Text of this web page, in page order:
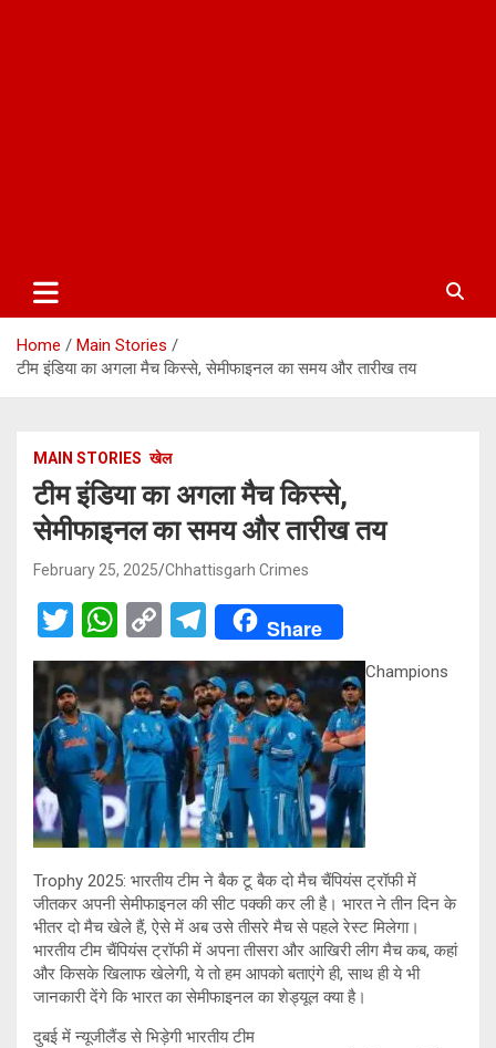
Home
Main Stories
टीम इंडिया का अगला मैच किस्से, सेमीफाइनल का समय और तारीख तय
MAIN STORIES खेल
टीम इंडिया का अगला मैच किस्से,
सेमीफाइनल का समय और तारीख तय
February 25, 2025 Chhattisgarh Crimes
T
wi
tt
er
W
h
at
s
A
p
p
C
o
py
Li
n
k
T
el
e
gr
a
m
Share
Champions
Trophy 2025: भारतीय टीम ने बैक टू बैक दो मैच चैंपियंस ट्रॉफी में
जीतकर अपनी सेमीफाइनल की सीट पक्की कर ली है। भारत ने तीन दिन के
भीतर दो मैच खेले हैं, ऐसे में अब उसे तीसरे मैच से पहले रेस्ट मिलेगा।
भारतीय टीम चैंपियंस ट्रॉफी में अपना तीसरा और आखिरी लीग मैच कब, कहां
और किसके खिलाफ खेलेगी, ये तो हम आपको बताएंगे ही, साथ ही ये भी
जानकारी देंगे ​कि भारत का सेमीफाइनल का शेड्यूल क्या है।
दुबई में न्यूजीलैंड से​ भिड़ेगी भारतीय टीम